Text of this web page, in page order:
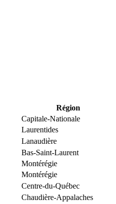
Région
Capitale-Nationale
Laurentides
Lanaudière
Bas-Saint-Laurent
Montérégie
Montérégie
Centre-du-Québec
Chaudière-Appalaches